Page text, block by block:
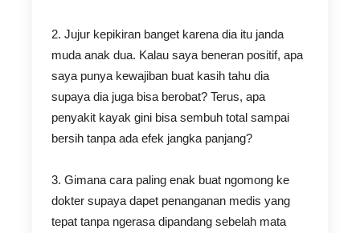
2. Jujur kepikiran banget karena dia itu janda
muda anak dua. Kalau saya beneran positif, apa
saya punya kewajiban buat kasih tahu dia
supaya dia juga bisa berobat? Terus, apa
penyakit kayak gini bisa sembuh total sampai
bersih tanpa ada efek jangka panjang?
3. Gimana cara paling enak buat ngomong ke
dokter supaya dapet penanganan medis yang
tepat tanpa ngerasa dipandang sebelah mata